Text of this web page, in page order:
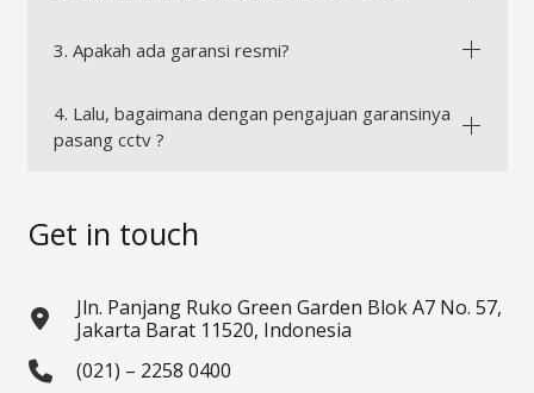
3. Apakah ada garansi resmi?
4. Lalu, bagaimana dengan pengajuan garansinya
pasang cctv ?
Get in touch
Jln. Panjang Ruko Green Garden Blok A7 No. 57,
Jakarta Barat 11520, Indonesia
(021) – 2258 0400